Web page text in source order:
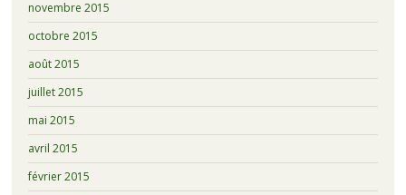
novembre 2015
octobre 2015
août 2015
juillet 2015
mai 2015
avril 2015
février 2015